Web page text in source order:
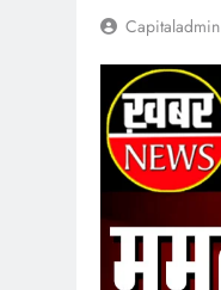
Capitaladmin